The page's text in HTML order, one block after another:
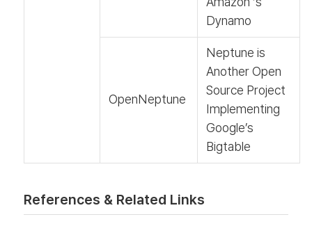
Dynamo
OpenNeptune
Neptune is
Another Open
Source Project
Implementing
Google’s
Bigtable
References & Related Links